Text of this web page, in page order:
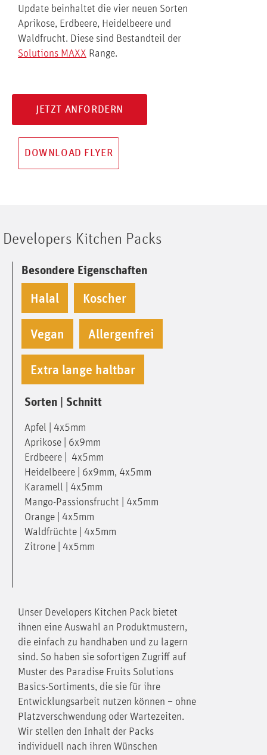
Update beinhaltet die vier neuen Sorten
Aprikose, Erdbeere, Heidelbeere und
Waldfrucht. Diese sind Bestandteil der
Solutions MAXX Range.
JETZT ANFORDERN
DOWNLOAD FLYER
Developers Kitchen Packs
Unser Developers Kitchen Pack bietet
ihnen eine Auswahl an Produktmustern,
die einfach zu handhaben und zu lagern
sind. So haben sie sofortigen Zugriff auf
Muster des Paradise Fruits Solutions
Basics-Sortiments, die sie für ihre
Entwicklungsarbeit nutzen können – ohne
Platzverschwendung oder Wartezeiten.
Wir stellen den Inhalt der Packs
individuell nach ihren Wünschen
Sorten | Schnitt
Apfel | 4x5mm
Aprikose | 6x9mm
Erdbeere | 4x5mm
Heidelbeere | 6x9mm, 4x5mm
Karamell | 4x5mm
Mango-Passionsfrucht | 4x5mm
Orange | 4x5mm
Waldfrüchte | 4x5mm
Zitrone | 4x5mm
Besondere Eigenschaften
Halal Koscher
Vegan Allergenfrei
Extra lange haltbar